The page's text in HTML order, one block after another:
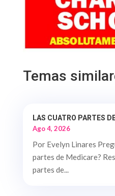
Temas
LAS CUATRO PARTES
Ago 4, 2026
Por Evelyn Linares
partes de Medicare?
partes de...